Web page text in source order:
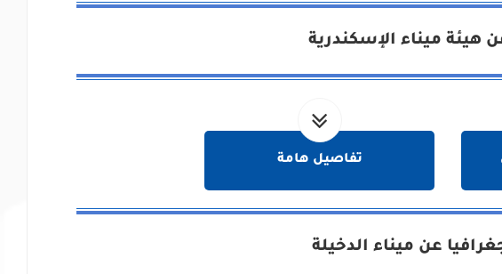
هيئة ميناء الإسكندرية
تفاصيل هامة
عن ميناء الدخيلة